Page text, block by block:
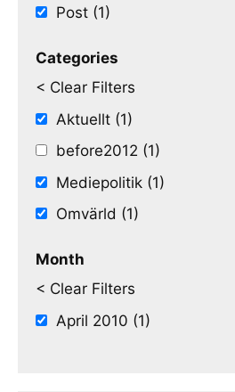
Post (1)
Categories
< Clear Filters
Aktuellt (1)
before2012 (1)
Mediepolitik (1)
Omvärld (1)
Month
< Clear Filters
April 2010 (1)